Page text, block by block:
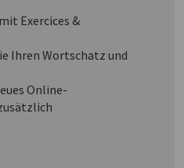
Exercices &
Ihren Wortschatz und
Online-